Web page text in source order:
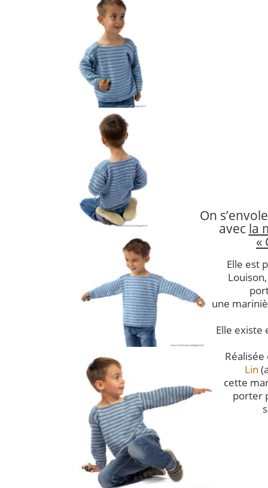
On
avec la
«
Elle est
une
Elle existe
Lin
cette
porter